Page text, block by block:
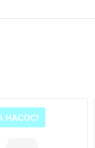
НАСОС!